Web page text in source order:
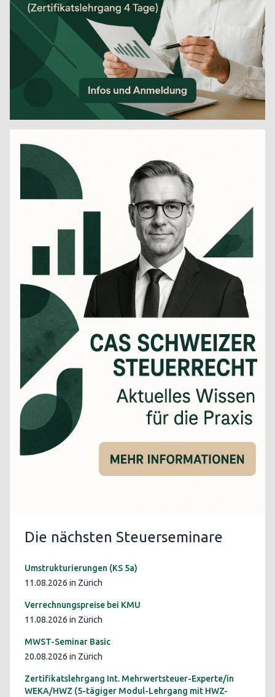
Die nächsten Steuerseminare
Umstrukturierungen (KS 5a)
11.08.2026 in Zürich
Verrechnungspreise bei KMU
11.08.2026 in Zürich
MWST-Seminar Basic
20.08.2026 in Zürich
Zertifikatslehrgang Int. Mehrwertsteuer-Experte/in
WEKA/HWZ (5-tägiger Modul-Lehrgang mit HWZ-